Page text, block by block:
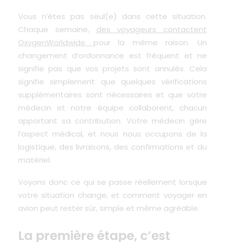
Vous n’êtes pas seul(e) dans cette situation.
Chaque semaine, des voyageurs contactent
OxygenWorldwide pour la même raison. Un
changement d’ordonnance est fréquent et ne
signifie pas que vos projets sont annulés. Cela
signifie simplement que quelques vérifications
supplémentaires sont nécessaires et que votre
médecin et notre équipe collaborent, chacun
apportant sa contribution. Votre médecin gère
l’aspect médical, et nous nous occupons de la
logistique, des livraisons, des confirmations et du
matériel.
Voyons donc ce qui se passe réellement lorsque
votre situation change, et comment voyager en
avion peut rester sûr, simple et même agréable.
La première étape, c’est